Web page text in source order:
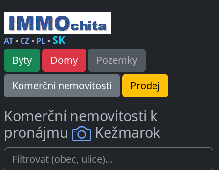
AT• CZ• PL• SK
Byty Domy
Pozemky
Komerční nemovitosti
Prodej
Komerční nemovitosti k
pronájmu
Kežmarok